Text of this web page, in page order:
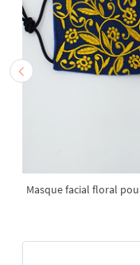
Masque facial floral